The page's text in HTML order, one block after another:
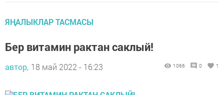
ЯҢАЛЫКЛАР ТАСМАСЫ
Бер витамин рактан саклый!
автор, 18 май 2022 - 16:23 1066 0 1